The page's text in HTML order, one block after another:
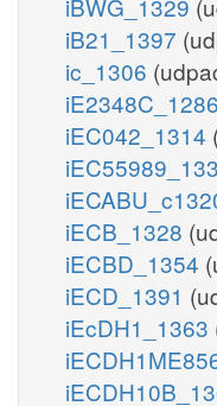
iB21_1397
ic_1306
iE2348C_1286
iEC042_1314
iECB_1328
iECBD_1354
iECD_1391
iEcDH1_1363